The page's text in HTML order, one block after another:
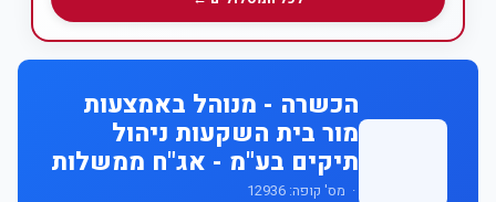
הכשרה - מנוהל באמצעות
מור בית השקעות ניהול
תיקים בע"מ - אג"ח ממשלות
· מס' קופה: 12936